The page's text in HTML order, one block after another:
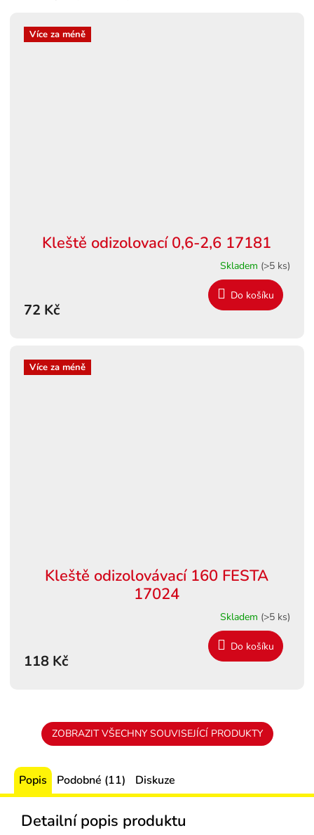
Více za méně
Kleště odizolovací 0,6-2,6 17181
Skladem (>5 ks)
72 Kč
Do košíku
Více za méně
Kleště odizolovávací 160 FESTA
17024
Skladem (>5 ks)
118 Kč
Do košíku
ZOBRAZIT VŠECHNY SOUVISEJÍCÍ PRODUKTY
Popis Podobné (11) Diskuze
Detailní popis produktu